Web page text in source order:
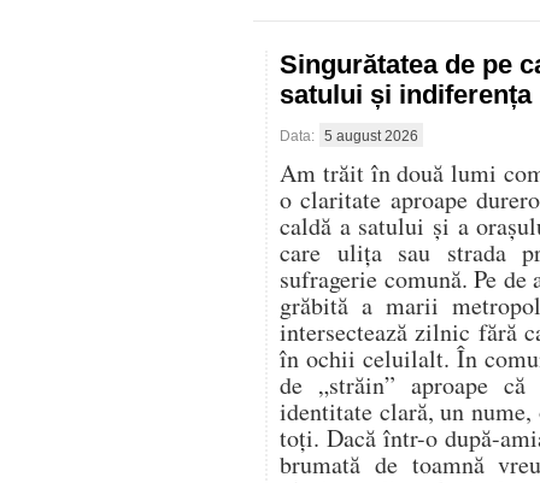
Singurătatea de pe
satului și
Data: 5 august 2026
Am trăit în două lumi
o claritate aproape
caldă a satului și a
care ulița sau strada
sufragerie comună. Pe
grăbită a marii
intersectează zilnic fără
în ochii celuilalt. În
de „străin” aproape
identitate clară, un
toți. Dacă într-o după-
brumată de toamnă